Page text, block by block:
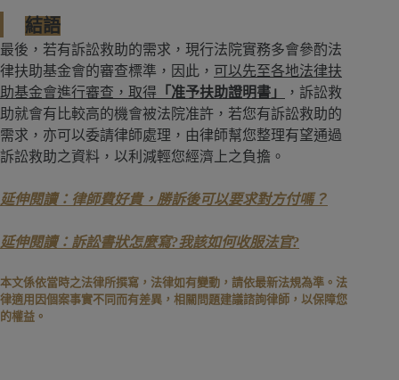
結語
最後，若有訴訟救助的需求，現行法院實務多會參酌法
律扶助基金會的審查標準，因此， 可以先至各地法律扶
助基金會進行審查，取得 「准予扶助證明書」
，訴訟救
助就會有比較高的機會被法院准許，若您有訴訟救助的
需求，亦可以委請律師處理，由律師幫您整理有望通過
訴訟救助之資料，以利減輕您經濟上之負擔。
延伸閱讀：律師費好貴，勝訴後可以要求對方付嗎？
延伸閱讀：訴訟書狀怎麼寫?我該如何收服法官?
本文係依當時之法律所撰寫，法律如有變動，請依最新法規為準。法
律適用因個案事實不同而有差異，相關問題建議諮詢律師，以保障您
的權益。